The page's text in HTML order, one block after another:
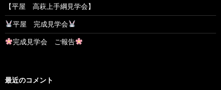
【平屋 高萩上手綱見学会】
平屋 完成見学会
完成見学会 ご報告
最近のコメント